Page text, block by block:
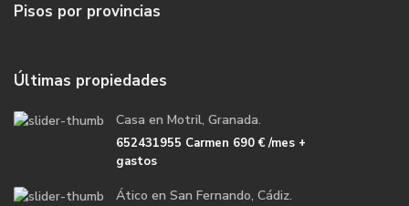
Pisos por provincias
Últimas propiedades
Casa en Motril, Granada.
652431955 Carmen 690 €/mes +
gastos
Ático en San Fernando, Cádiz.